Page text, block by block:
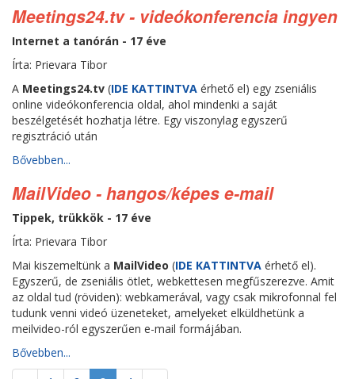
Meetings24.tv - videókonferencia ingyen
Internet a tanórán - 17 éve
Írta: Prievara Tibor
A Meetings24.tv (IDE KATTINTVA érhető el) egy zseniális
online videókonferencia oldal, ahol mindenki a saját
beszélgetését hozhatja létre. Egy viszonylag egyszerű
regisztráció után
Bővebben...
MailVideo - hangos/képes e-mail
Tippek, trükkök - 17 éve
Írta: Prievara Tibor
Mai kiszemeltünk a MailVideo (IDE KATTINTVA érhető el).
Egyszerű, de zseniális ötlet, webkettesen megfűszerezve. Amit
az oldal tud (röviden): webkamerával, vagy csak mikrofonnal fel
tudunk venni videó üzeneteket, amelyeket elküldhetünk a
meilvideo-ról egyszerűen e-mail formájában.
Bővebben...